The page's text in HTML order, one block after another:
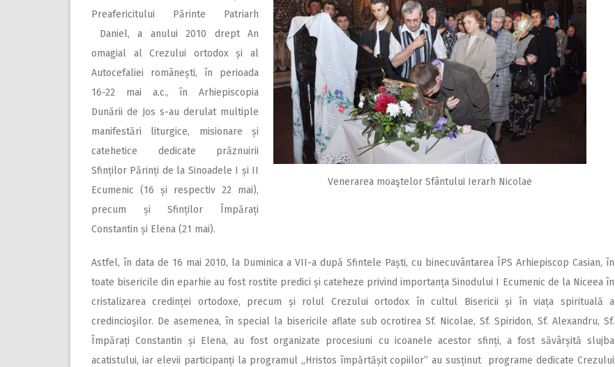
Venerarea moaştelor Sfântului Ierarh Nicolae
Preafericitului Părinte Patriarh
Daniel, a anului 2010 drept An
omagial al Crezului ortodox și al
Autocefaliei românești, în perioada
16-22 mai a.c., în Arhiepiscopia
Dunării de Jos s-au derulat multiple
manifestări liturgice, misionare și
catehetice dedicate prăznuirii
Sfinților Părinți de la Sinoadele I și II
Ecumenic (16 și respectiv 22 mai),
precum și Sfinților Împărați
Constantin și Elena (21 mai).
Astfel, în data de 16 mai 2010, la Duminica a VII-a după Sfintele Paști, cu binecuvântarea ÎPS Arhiepiscop Casian, în
toate bisericile din eparhie au fost rostite predici și cateheze privind importanța Sinodului I Ecumenic de la Niceea în
cristalizarea credinței ortodoxe, precum și rolul Crezului ortodox în cultul Bisericii și în viața spirituală a
credincioşilor. De asemenea, în special la bisericile aflate sub ocrotirea Sf. Nicolae, Sf. Spiridon, Sf. Alexandru, Sf.
Împărați Constantin și Elena, au fost organizate procesiuni cu icoanele acestor sfinți, a fost săvârșită slujba
acatistului, iar elevii participanți la programul „Hristos împărtășit copiilor” au susținut programe dedicate Crezului